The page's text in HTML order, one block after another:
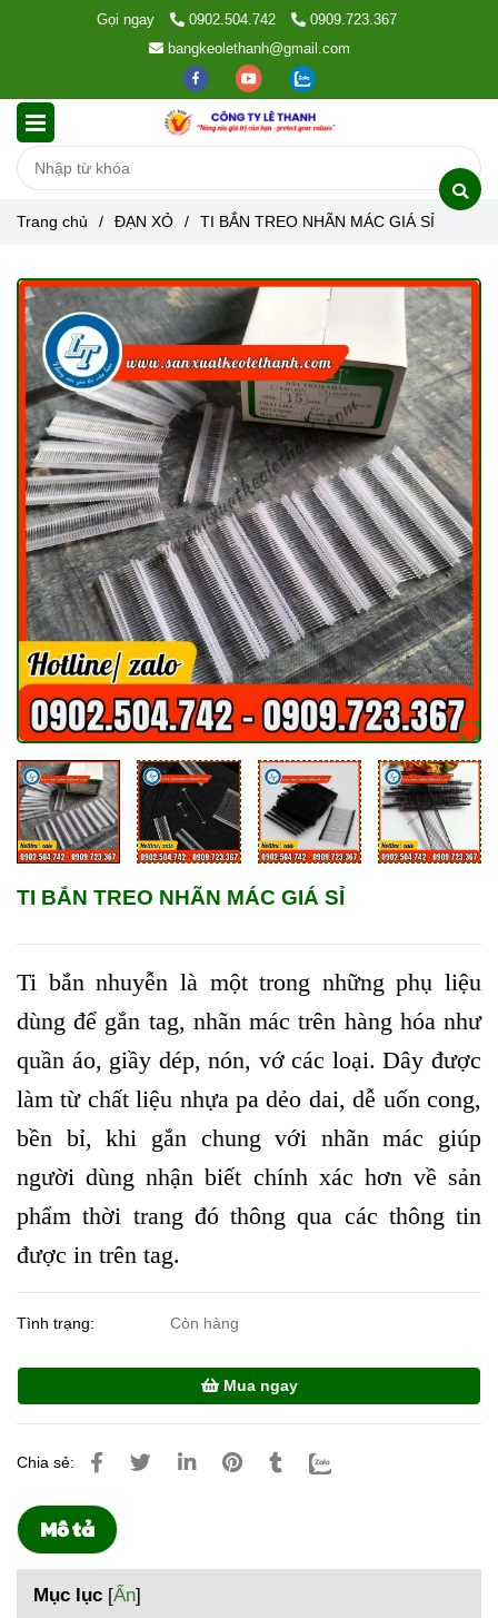
Gọi ngay 0902.504.742
0909.723.367
bangkeolethanh@gmail.com
Trang chủ / ĐẠN XỎ / TI BẮN TREO NHÃN MÁC GIÁ SỈ
TI BẮN TREO NHÃN MÁC GIÁ SỈ
Ti bắn nhuyễn là một trong những phụ liệu
dùng để gắn tag, nhãn mác trên hàng hóa như
quần áo, giầy dép, nón, vớ các loại. Dây được
làm từ chất liệu nhựa pa dẻo dai, dễ uốn cong,
bền bỉ, khi gắn chung với nhãn mác giúp
người dùng nhận biết chính xác hơn về sản
phẩm thời trang đó thông qua các thông tin
được in trên tag.
Tình trạng: Còn hàng
Mua ngay
Chia sẻ:
Mô tả
Mục lục [Ẩn]